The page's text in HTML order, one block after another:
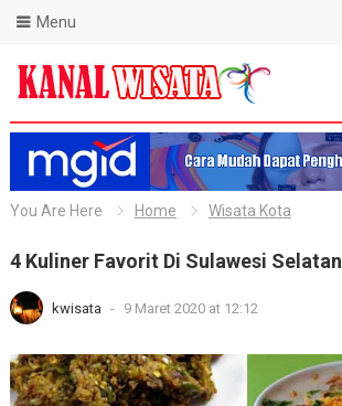
Blog Kanal Wisata
Menu
You Are Here Home Wisata Kota
4 Kuliner Favorit Di Sulawesi Selatan
kwisata - 9 Maret 2020 at 12:12